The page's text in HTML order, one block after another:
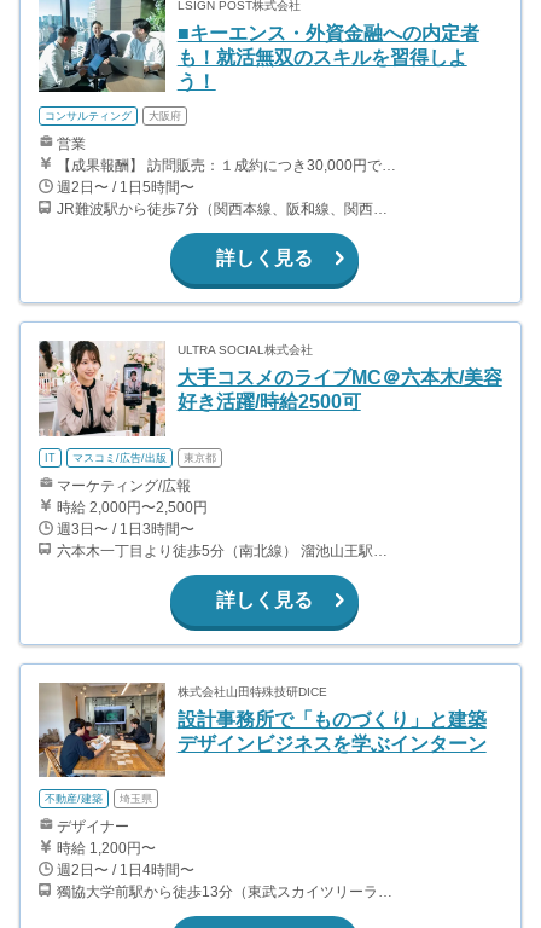
LSIGN POST株式会社
■キーエンス・外資金融への内定者
も！就活無双のスキルを習得しよ
う！
コンサルティング 大阪府
営業
【成果報酬】 訪問販売：１成約につき30,000円です。 例えば、光インターネットの成約であれば、平均的に2.5日で1件の契約が見込めます。（12,000円/1日6時間稼働） ＜月収例＞月に100万以上稼ぐ方もいます！ ・月5件成約：150,000円 ・月15件成約：450,000円 ・月30成約：900,000円➕マネジメントインセンティブ300,000円 合計1,200,000円 時給換算で2,000円程度が、平均的なインターン生の報酬となっています。
週2日〜 / 1日5時間〜
JR難波駅から徒歩7分（関西本線、阪和線、関西空港線） 大阪難波駅から徒歩13分（近鉄奈良線、阪神なんば線） 桜川駅から徒歩4分（大阪メトロ千日前線、阪神なんば線）
詳しく見る
ULTRA SOCIAL株式会社
大手コスメのライブMC＠六本木/美容
好き活躍/時給2500可
IT マスコミ/広告/出版 東京都
マーケティング/広報
時給 2,000円〜2,500円
週3日〜 / 1日3時間〜
詳しく見る
株式会社山田特殊技研DICE
設計事務所で「ものづくり」と建築
デザインビジネスを学ぶインターン
不動産/建築 埼玉県
デザイナー
時給 1,200円〜
週2日〜 / 1日4時間〜
獨協大学前駅から徒歩13分（東武スカイツリーライン、東武伊勢崎線、東武日光線、鬼怒川線）